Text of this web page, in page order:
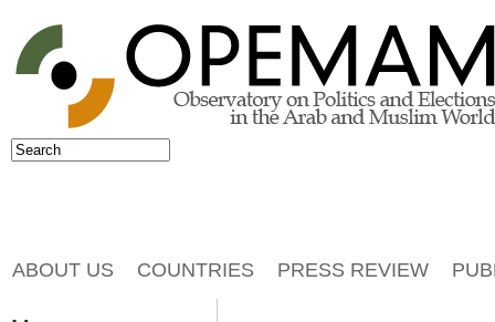
Jump to navigation
Search form
Search
ABOUT US COUNTRIES PRESS REVIEW